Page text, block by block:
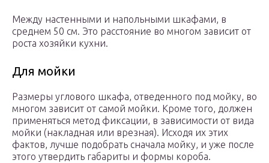
Между настенными и напольными шкафами, в
среднем 50 см. Это расстояние во многом зависит от
роста хозяйки кухни.
Для мойки
Размеры углового шкафа, отведенного под мойку, во
многом зависит от самой мойки. Кроме того, должен
применяться метод фиксации, в зависимости от вида
мойки (накладная или врезная). Исходя их этих
фактов, лучше подобрать сначала мойку, и уже после
этого утвердить габариты и формы короба.